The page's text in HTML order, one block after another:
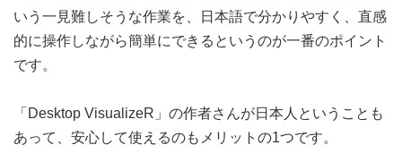
いう一見難しそうな作業を、日本語で分かりやすく、直感
的に操作しながら簡単にできるというのが一番のポイント
です。
「Desktop VisualizeR」の作者さんが日本人ということも
あって、安心して使えるのもメリットの1つです。